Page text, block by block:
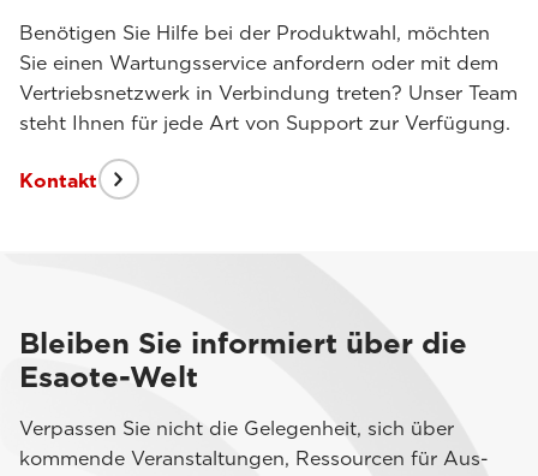
Benötigen Sie Hilfe bei der Produktwahl, möchten
Sie einen Wartungsservice anfordern oder mit dem
Vertriebsnetzwerk in Verbindung treten? Unser Team
steht Ihnen für jede Art von Support zur Verfügung.
Kontakt
Bleiben Sie informiert über die
Esaote-Welt
Verpassen Sie nicht die Gelegenheit, sich über
kommende Veranstaltungen, Ressourcen für Aus-